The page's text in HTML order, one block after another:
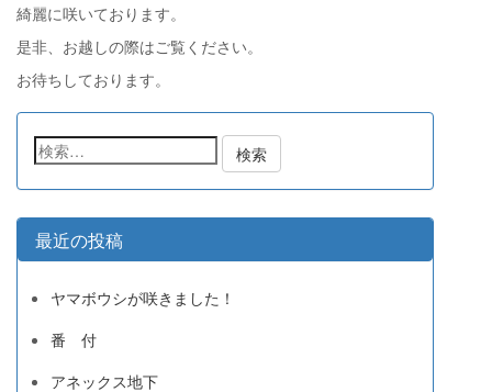
綺麗に咲いております。
是非、お越しの際はご覧ください。
お待ちしております。
検
索:
最近の投稿
ヤマボウシが咲きました！
番 付
アネックス地下